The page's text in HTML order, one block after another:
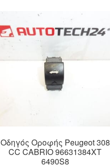
Οδηγός Οροφής Peugeot 308
CC CABRIO 96631384XT
6490S8